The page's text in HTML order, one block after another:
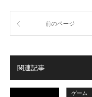
前のページ
関連記事
ゲーム